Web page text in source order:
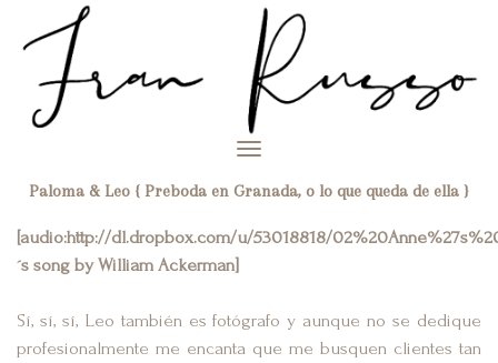
Toggle
Paloma & Leo { Preboda en Granada, o lo que queda de ella }
[audio:http://dl.dropbox.com/u/53018818/
´s song by William Ackerman]
Sí, sí, sí, Leo también es fotógrafo y aunque no se dedique
profesionalmente me encanta que me busquen clientes tan